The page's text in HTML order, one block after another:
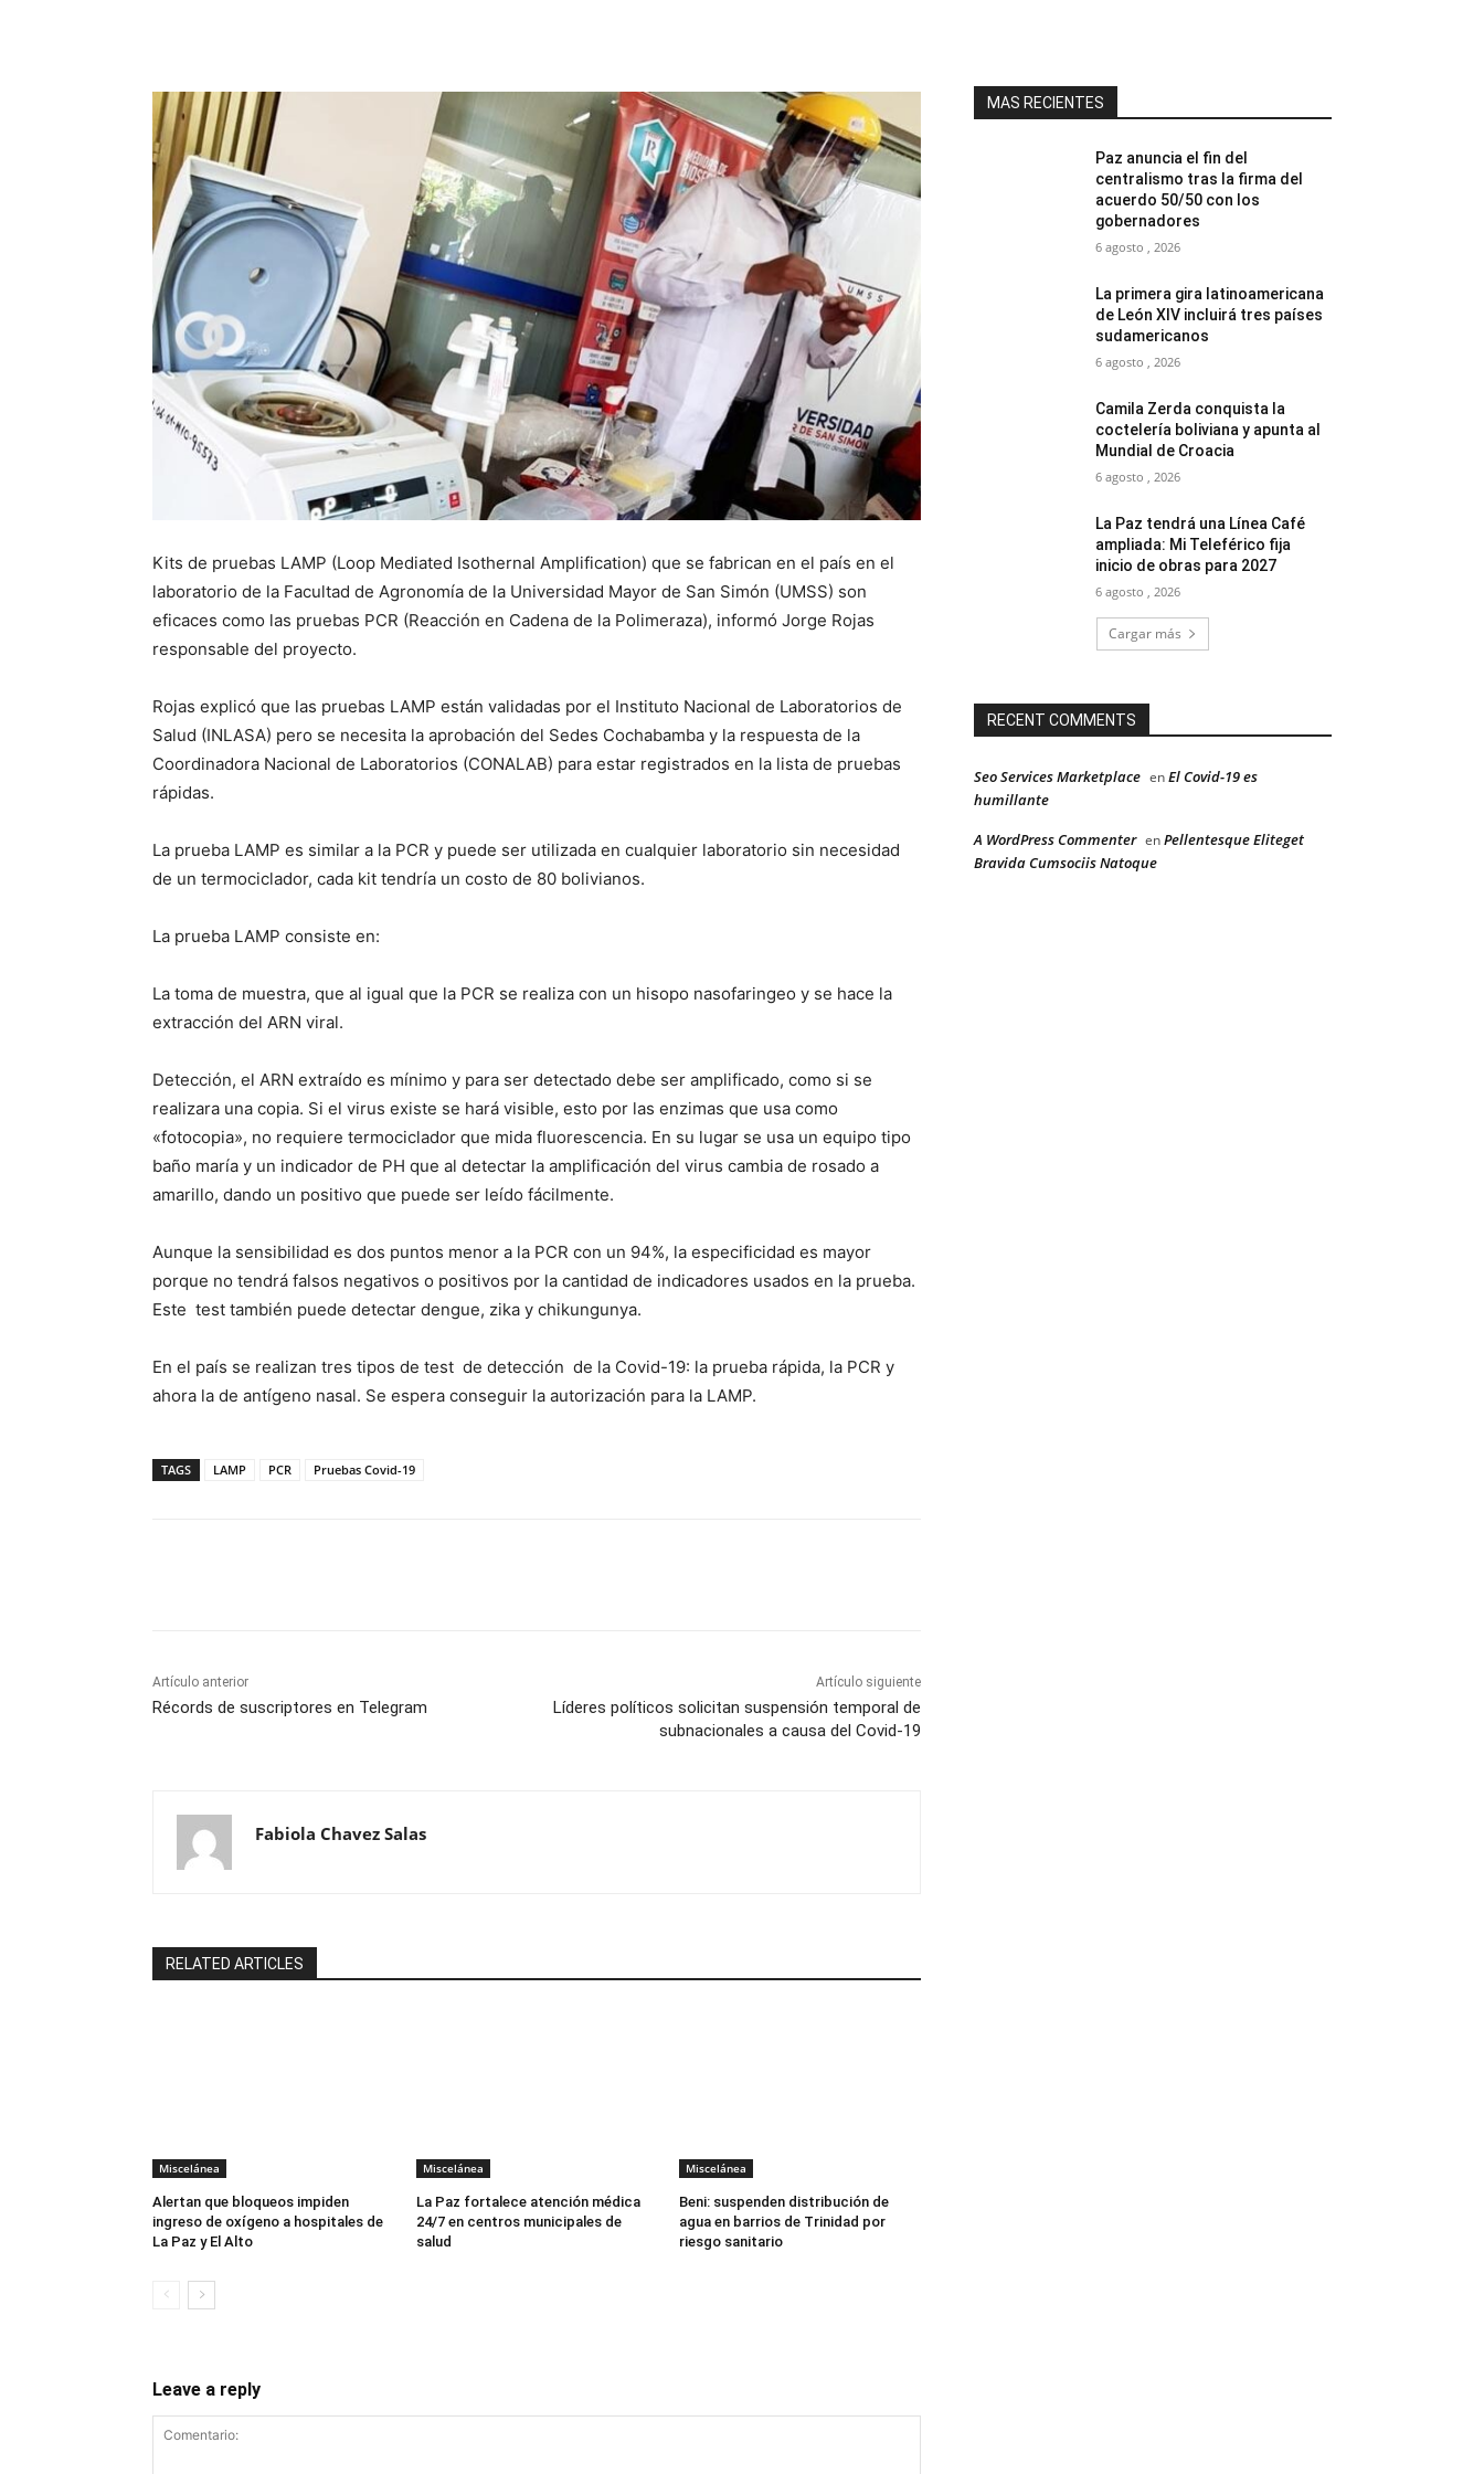
Kits de pruebas LAMP (Loop Mediated Isothernal Amplification) que se fabrican en el país en el
laboratorio de la Facultad de Agronomía de la Universidad Mayor de San Simón (UMSS) son
eficaces como las pruebas PCR (Reacción en Cadena de la Polimeraza), informó Jorge Rojas
responsable del proyecto.
Rojas explicó que las pruebas LAMP están validadas por el Instituto Nacional de Laboratorios de
Salud (INLASA) pero se necesita la aprobación del Sedes Cochabamba y la respuesta de la
Coordinadora Nacional de Laboratorios (CONALAB) para estar registrados en la lista de pruebas
rápidas.
La prueba LAMP es similar a la PCR y puede ser utilizada en cualquier laboratorio sin necesidad
de un termociclador, cada kit tendría un costo de 80 bolivianos.
La prueba LAMP consiste en:
La toma de muestra, que al igual que la PCR se realiza con un hisopo nasofaringeo y se hace la
extracción del ARN viral.
Detección, el ARN extraído es mínimo y para ser detectado debe ser amplificado, como si se
realizara una copia. Si el virus existe se hará visible, esto por las enzimas que usa como
«fotocopia», no requiere termociclador que mida fluorescencia. En su lugar se usa un equipo tipo
baño maría y un indicador de PH que al detectar la amplificación del virus cambia de rosado a
amarillo, dando un positivo que puede ser leído fácilmente.
Aunque la sensibilidad es dos puntos menor a la PCR con un 94%, la especificidad es mayor
porque no tendrá falsos negativos o positivos por la cantidad de indicadores usados en la prueba.
Este test también puede detectar dengue, zika y chikungunya.
En el país se realizan tres tipos de test de detección de la Covid-19: la prueba rápida, la PCR y
ahora la de antígeno nasal. Se espera conseguir la autorización para la LAMP.
TAGS LAMP PCR Pruebas Covid-19
Artículo anterior
Récords de suscriptores en Telegram
Artículo siguiente
Líderes políticos solicitan suspensión temporal de
subnacionales a causa del Covid-19
Fabiola Chavez Salas
RELATED ARTICLES
Miscelánea
Alertan que bloqueos impiden
ingreso de oxígeno a hospitales de
La Paz y El Alto
Miscelánea
La Paz fortalece atención médica
24/7 en centros municipales de
salud
Miscelánea
Beni: suspenden distribución de
agua en barrios de Trinidad por
riesgo sanitario
Leave a reply
MAS RECIENTES
Paz anuncia el fin del
centralismo tras la firma del
acuerdo 50/50 con los
gobernadores
6 agosto , 2026
La primera gira latinoamericana
de León XIV incluirá tres países
sudamericanos
6 agosto , 2026
Camila Zerda conquista la
coctelería boliviana y apunta al
Mundial de Croacia
6 agosto , 2026
La Paz tendrá una Línea Café
ampliada: Mi Teleférico fija
inicio de obras para 2027
6 agosto , 2026
Cargar más
RECENT COMMENTS
Seo Services Marketplace enEl Covid-19 es
humillante
A WordPress Commenter enPellentesque Eliteget
Bravida Cumsociis Natoque